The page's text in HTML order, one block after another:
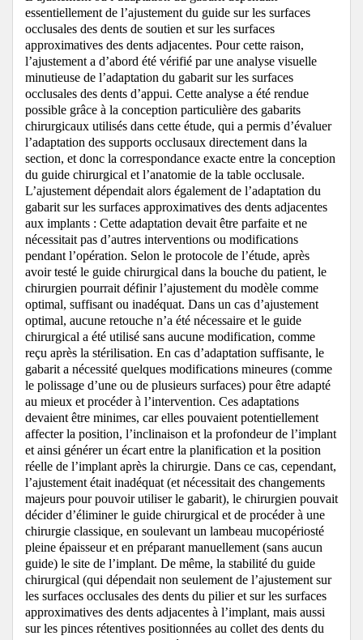
essentiellement de l’ajustement du guide sur les surfaces
occlusales des dents de soutien et sur les surfaces
approximatives des dents adjacentes. Pour cette raison,
l’ajustement a d’abord été vérifié par une analyse visuelle
minutieuse de l’adaptation du gabarit sur les surfaces
occlusales des dents d’appui. Cette analyse a été rendue
possible grâce à la conception particulière des gabarits
chirurgicaux utilisés dans cette étude, qui a permis d’évaluer
l’adaptation des supports occlusaux directement dans la
section, et donc la correspondance exacte entre la conception
du guide chirurgical et l’anatomie de la table occlusale.
L’ajustement dépendait alors également de l’adaptation du
gabarit sur les surfaces approximatives des dents adjacentes
aux implants : Cette adaptation devait être parfaite et ne
nécessitait pas d’autres interventions ou modifications
pendant l’opération. Selon le protocole de l’étude, après
avoir testé le guide chirurgical dans la bouche du patient, le
chirurgien pourrait définir l’ajustement du modèle comme
optimal, suffisant ou inadéquat. Dans un cas d’ajustement
optimal, aucune retouche n’a été nécessaire et le guide
chirurgical a été utilisé sans aucune modification, comme
reçu après la stérilisation. En cas d’adaptation suffisante, le
gabarit a nécessité quelques modifications mineures (comme
le polissage d’une ou de plusieurs surfaces) pour être adapté
au mieux et procéder à l’intervention. Ces adaptations
devaient être minimes, car elles pouvaient potentiellement
affecter la position, l’inclinaison et la profondeur de l’implant
et ainsi générer un écart entre la planification et la position
réelle de l’implant après la chirurgie. Dans ce cas, cependant,
l’ajustement était inadéquat (et nécessitait des changements
majeurs pour pouvoir utiliser le gabarit), le chirurgien pouvait
décider d’éliminer le guide chirurgical et de procéder à une
chirurgie classique, en soulevant un lambeau mucopériosté
pleine épaisseur et en préparant manuellement (sans aucun
guide) le site de l’implant. De même, la stabilité du guide
chirurgical (qui dépendait non seulement de l’ajustement sur
les surfaces occlusales des dents du pilier et sur les surfaces
approximatives des dents adjacentes à l’implant, mais aussi
sur les pinces rétentives positionnées au collet des dents du